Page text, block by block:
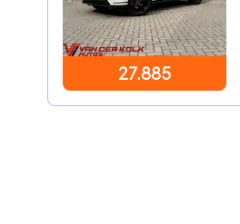
27.885